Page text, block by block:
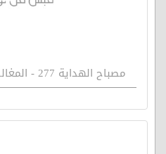
مصباح الهداية 277 - المغالطة في معرفة الحق